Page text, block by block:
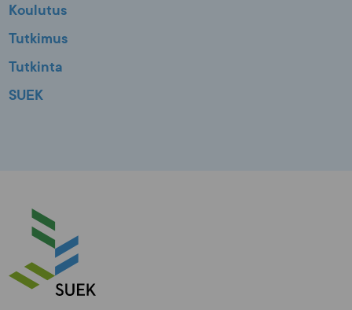
Koulutus
Tutkimus
Tutkinta
SUEK